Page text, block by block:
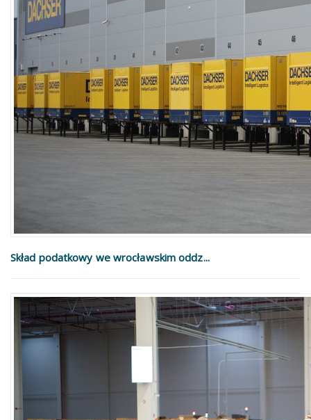
Skład podatkowy we wrocławskim oddz...